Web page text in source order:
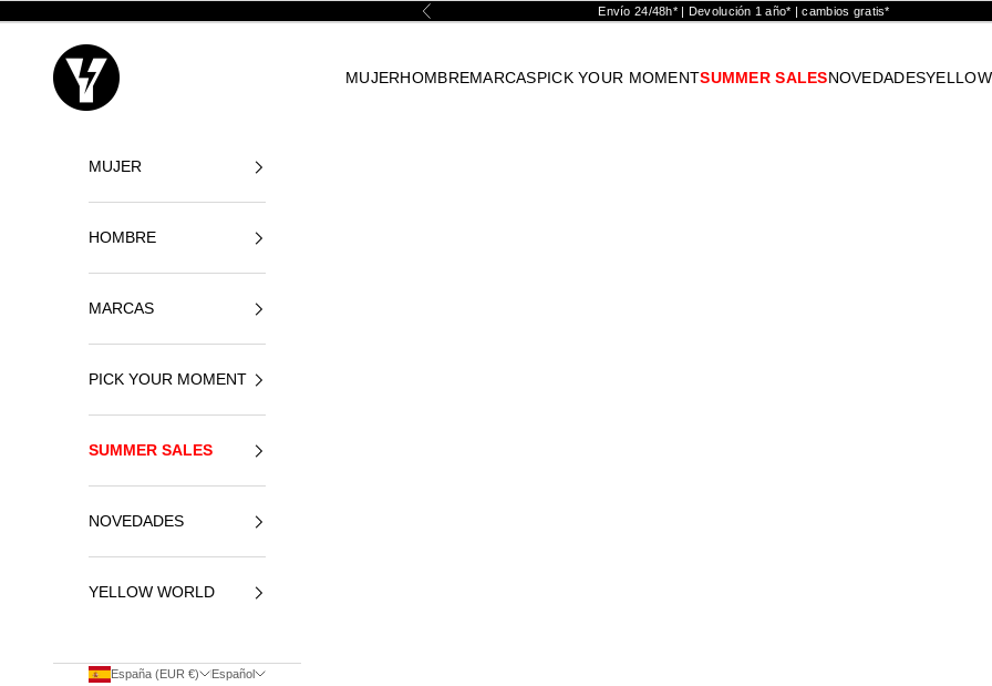
Anterior Envío 24/48h* | Devolución 1 año* | cambios gratis*
Yellowshop
MUJERHOMBREMARCASPICK YOUR MOMENTSUMMER SALESNOVEDADES
MUJER
HOMBRE
MARCAS
PICK YOUR MOMENT
SUMMER SALES
NOVEDADES
YELLOW WORLD
España (EUR €) Español